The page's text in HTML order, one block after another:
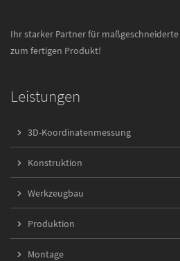
Ihr starker Partner für
zum fertigen Produkt!
Leistungen
3D-Koordinatenmessung
Konstruktion
Werkzeugbau
Produktion
Montage